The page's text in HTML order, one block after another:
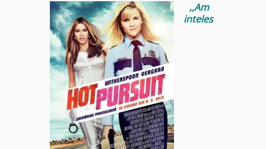
,,Am
inteles